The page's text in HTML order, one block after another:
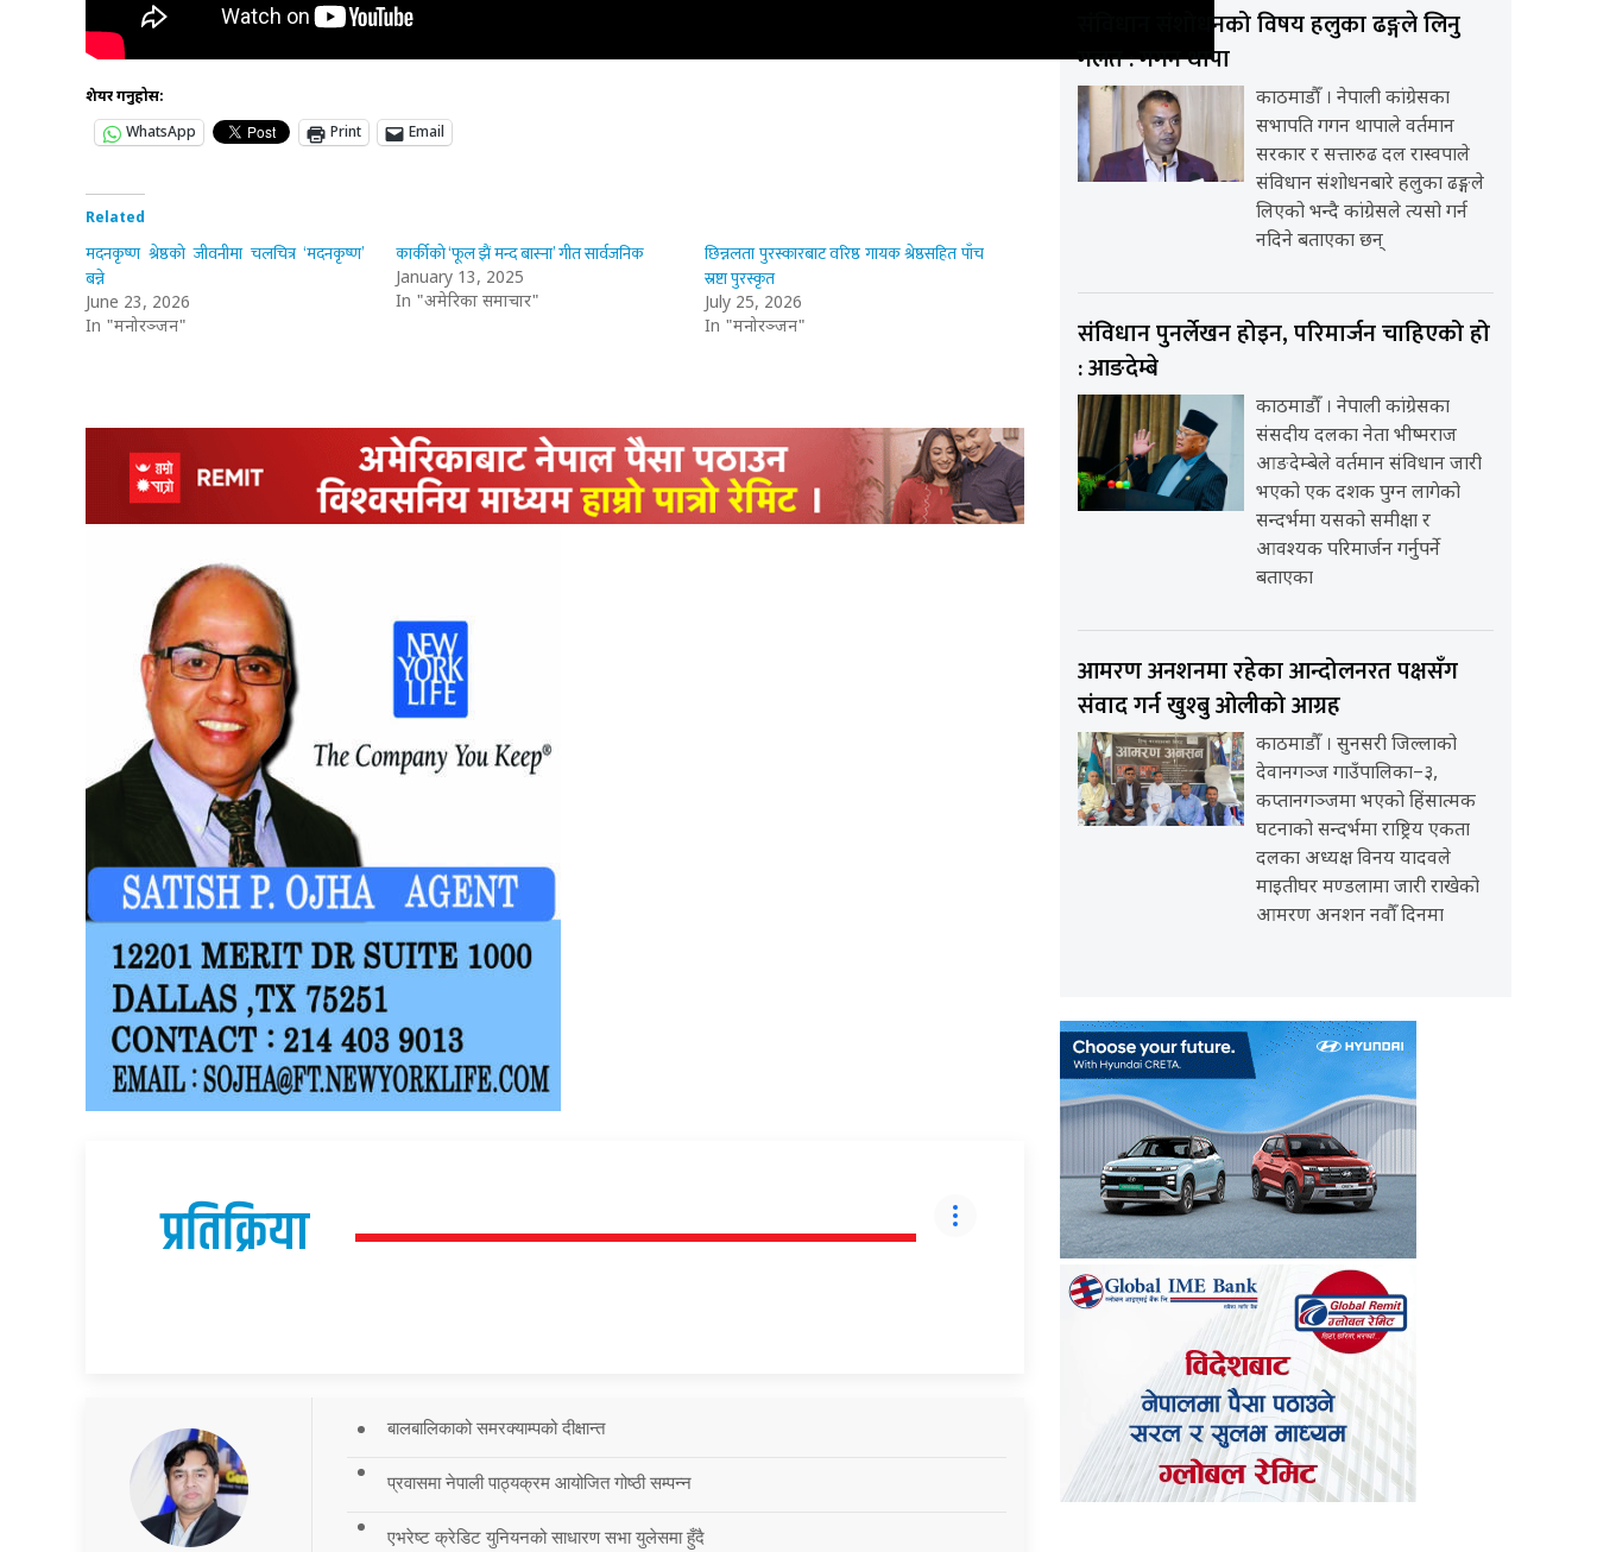
शेयर गर्नुहोस:
WhatsApp
Print Email
Related
मदनकृष्ण श्रेष्ठको जीवनीमा चलचित्र ‘मदनकृष्ण’
बन्ने
June 23, 2026
In "मनोरञ्जन"
कार्कीको ‘फूल झैं मन्द बास्ना’ गीत सार्वजनिक
January 13, 2025
In "अमेरिका समाचार"
छिन्नलता पुरस्कारबाट वरिष्ठ गायक श्रेष्ठसहित पाँच
स्रष्टा पुरस्कृत
July 25, 2026
In "मनोरञ्जन"
प्रतिक्रिया
बालबालिकाको समरक्याम्पको दीक्षान्त
प्रवासमा नेपाली पाठ्यक्रम आयोजित गोष्ठी सम्पन्न
एभरेष्ट क्रेडिट युनियनको साधारण सभा युलेसमा हुँदै
संविधान संशोधनको विषय हलुका ढङ्गले लिनु
गलत : गगन थापा
काठमाडौँ । नेपाली कांग्रेसका
सभापति गगन थापाले वर्तमान
सरकार र सत्तारुढ दल रास्वपाले
संविधान संशोधनबारे हलुका ढङ्गले
लिएको भन्दै कांग्रेसले त्यसो गर्न
नदिने बताएका छन्
संविधान पुनर्लेखन होइन, परिमार्जन चाहिएको हो
: आङदेम्बे
काठमाडौँ । नेपाली कांग्रेसका
संसदीय दलका नेता भीष्मराज
आङदेम्बेले वर्तमान संविधान जारी
भएको एक दशक पुग्न लागेको
सन्दर्भमा यसको समीक्षा र
आवश्यक परिमार्जन गर्नुपर्ने
बताएका
आमरण अनशनमा रहेका आन्दोलनरत पक्षसँग
संवाद गर्न खुश्बु ओलीको आग्रह
काठमाडौँ । सुनसरी जिल्लाको
देवानगञ्ज गाउँपालिका–३,
कप्तानगञ्जमा भएको हिंसात्मक
घटनाको सन्दर्भमा राष्ट्रिय एकता
दलका अध्यक्ष विनय यादवले
माइतीघर मण्डलामा जारी राखेको
आमरण अनशन नवौँ दिनमा